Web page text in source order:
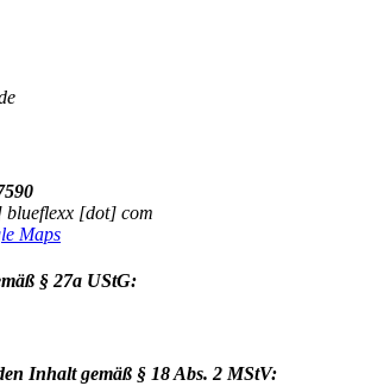
[dot] com
Maps
§ 27a UStG:
Inhalt gemäß § 18 Abs. 2 MStV: